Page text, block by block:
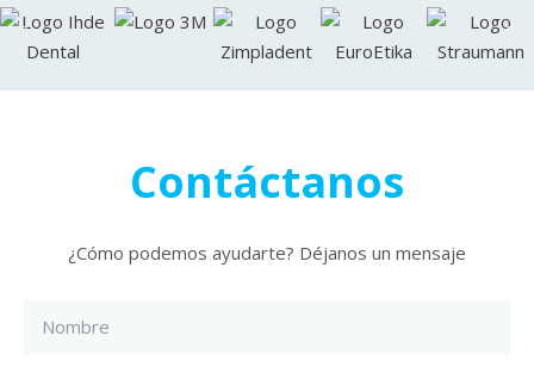
Contáctanos
¿Cómo podemos ayudarte? Déjanos un mensaje